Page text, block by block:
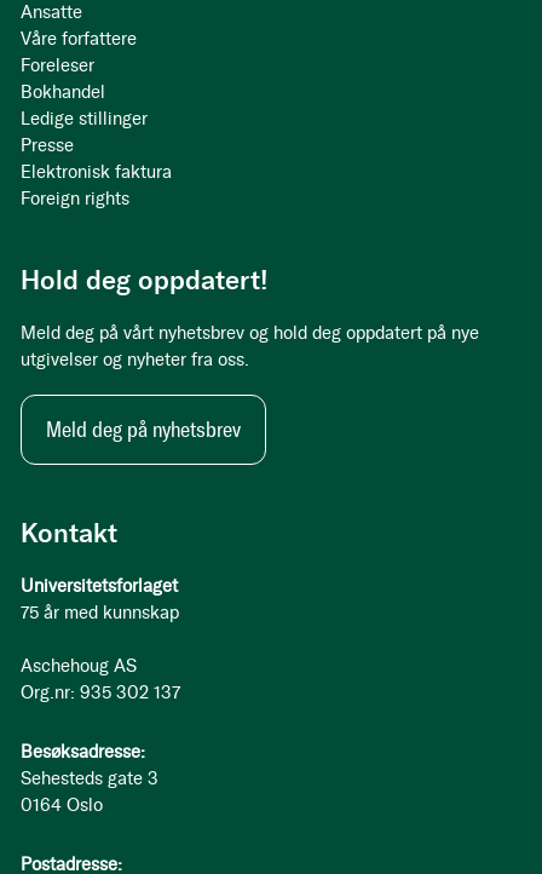
Kontakt
Universitetsforlaget
75 år med kunnskap
Aschehoug AS
Org.nr: 935 302 137
Besøksadresse:
Sehesteds gate 3
0164 Oslo
Postadresse:
Ansatte
Våre forfattere
Foreleser
Bokhandel
Ledige stillinger
Presse
Elektronisk faktura
Foreign rights
Hold deg oppdatert!
Meld deg på vårt nyhetsbrev og hold deg oppdatert på nye
utgivelser og nyheter fra oss.
Meld deg på nyhetsbrev